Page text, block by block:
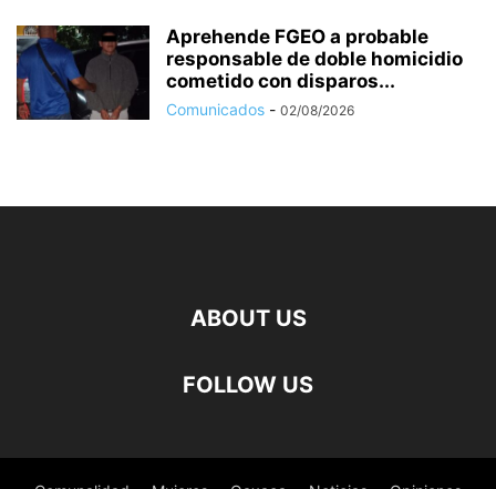
Aprehende FGEO a probable
responsable de doble homicidio
cometido con disparos...
Comunicados - 02/08/2026
ABOUT US
FOLLOW US